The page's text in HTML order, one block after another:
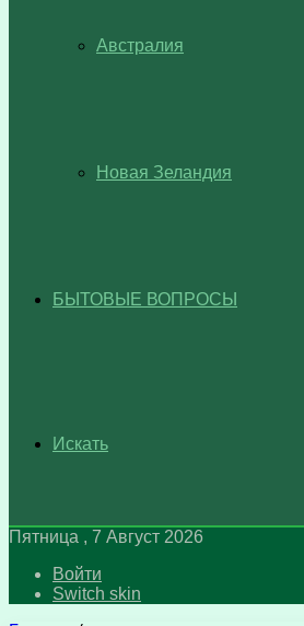
Австралия
Новая Зеландия
БЫТОВЫЕ ВОПРОСЫ
Искать
Пятница , 7 Август 2026
Войти
Switch skin